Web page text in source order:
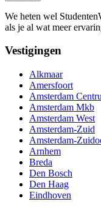
We heten wel
als je al wat meer
Vestigingen
Alkmaar
Amersfoort
Amsterdam
Amsterdam Mkb
Amsterdam West
Amsterdam-Zuid
Amsterdam-
Arnhem
Breda
Den Bosch
Den Haag
Eindhoven